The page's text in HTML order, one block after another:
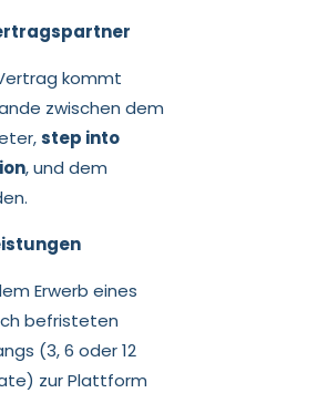
kommt
zwischen dem
step into
, und dem
Erwerb eines
befristeten
(3, 6 oder 12
zur Plattform